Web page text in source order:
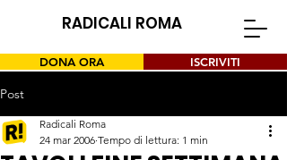
RADICALI ROMA
DONA ORA ISCRIVITI
Post
Radicali Roma
24 mar 2006 Tempo di lettura: 1 min